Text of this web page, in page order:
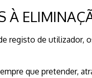
de utilizador,
que pretender,